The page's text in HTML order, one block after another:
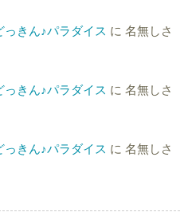
きん♪パラダイス に 名無しさ
きん♪パラダイス に 名無しさ
きん♪パラダイス に 名無しさ